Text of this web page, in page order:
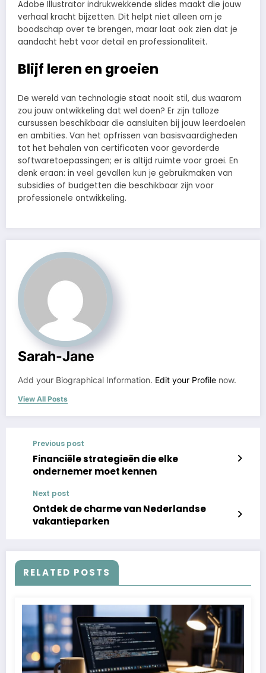
Adobe Illustrator indrukwekkende slides maakt die jouw
verhaal kracht bijzetten. Dit helpt niet alleen om je
boodschap over te brengen, maar laat ook zien dat je
aandacht hebt voor detail en professionaliteit.
Blijf leren en groeien
De wereld van technologie staat nooit stil, dus waarom
zou jouw ontwikkeling dat wel doen? Er zijn talloze
cursussen beschikbaar die aansluiten bij jouw leerdoelen
en ambities. Van het opfrissen van basisvaardigheden
tot het behalen van certificaten voor gevorderde
softwaretoepassingen; er is altijd ruimte voor groei. En
denk eraan: in veel gevallen kun je gebruikmaken van
subsidies of budgetten die beschikbaar zijn voor
professionele ontwikkeling.
Sarah-Jane
Add your Biographical Information. Edit your Profile now.
View All Posts
Previous post
Financiële strategieën die elke
ondernemer moet kennen
Next post
Ontdek de charme van Nederlandse
vakantieparken
RELATED POSTS